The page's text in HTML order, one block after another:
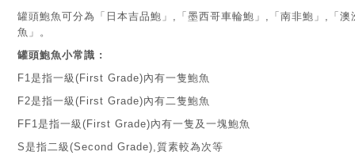
罐頭鮑魚可分為「日本吉品鮑」,「墨西哥車輪鮑」,「南非鮑」,「
魚」。
罐頭鮑魚小常識 :
F1是指一級(First Grade)內有一隻鮑魚
F2是指一級(First Grade)內有二隻鮑魚
FF1是指一級(First Grade)內有一隻及一塊鮑魚
S是指二級(Second Grade),質素較為次等